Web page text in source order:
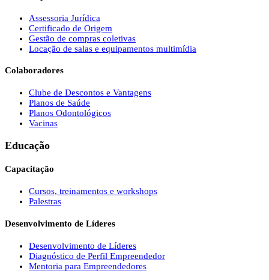
Assessoria Jurídica
Certificado de Origem
Gestão de compras coletivas
Locação de salas e equipamentos multimídia
Colaboradores
Clube de Descontos e Vantagens
Planos de Saúde
Planos Odontológicos
Vacinas
Educação
Capacitação
Cursos, treinamentos e workshops
Palestras
Desenvolvimento de Líderes
Desenvolvimento de Líderes
Diagnóstico de Perfil Empreendedor
Mentoria para Empreendedores